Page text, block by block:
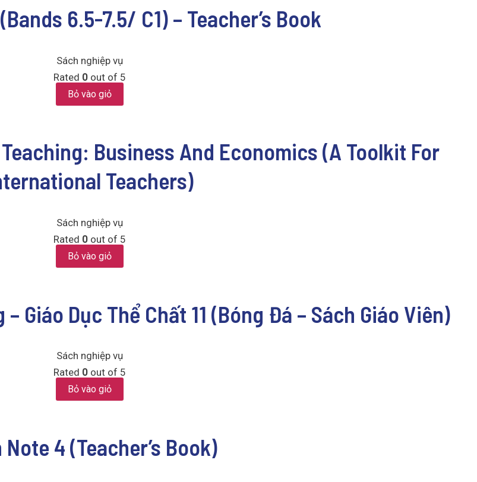
6.5-7.5/ C1) – Teacher’s Book
Sách nghiệp vụ
Rated 0 out of 5
Bỏ vào giỏ
Business And Economics (A Toolkit For
Teachers)
Sách nghiệp vụ
Rated 0 out of 5
Bỏ vào giỏ
Giáo Dục Thể Chất 11 (Bóng Đá – Sách Giáo Viên)
Sách nghiệp vụ
Rated 0 out of 5
Bỏ vào giỏ
Note 4 (Teacher’s Book)